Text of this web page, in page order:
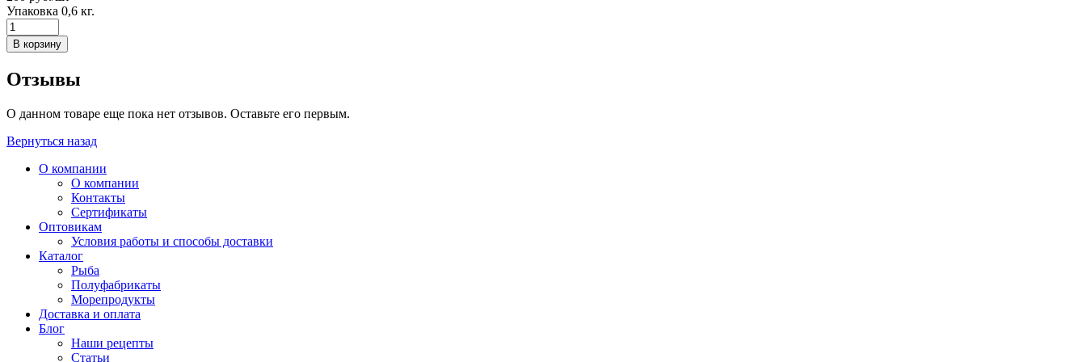
Упаковка 0,6 кг.
Отзывы
О данном товаре еще пока нет отзывов. Оставьте его первым.
Вернуться назад
О компании
О компании
Контакты
Сертификаты
Оптовикам
Условия работы и способы доставки
Каталог
Рыба
Полуфабрикаты
Морепродукты
Доставка и оплата
Блог
Наши рецепты
Статьи